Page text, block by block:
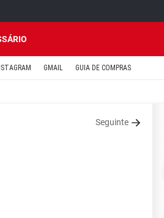
GMAIL GUIA DE COMPRAS
Seguinte